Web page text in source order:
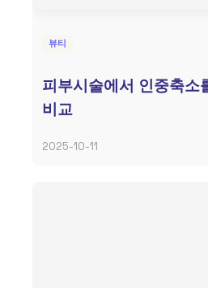
뷰티
피부시술에서 인중축소
비교
2025-10-11